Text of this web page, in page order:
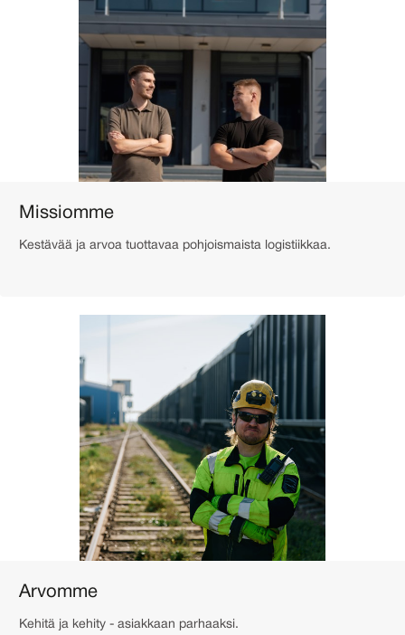
Missiomme
Kestävää ja arvoa tuottavaa pohjoismaista logistiikkaa.
Arvomme
Kehitä ja kehity - asiakkaan parhaaksi.